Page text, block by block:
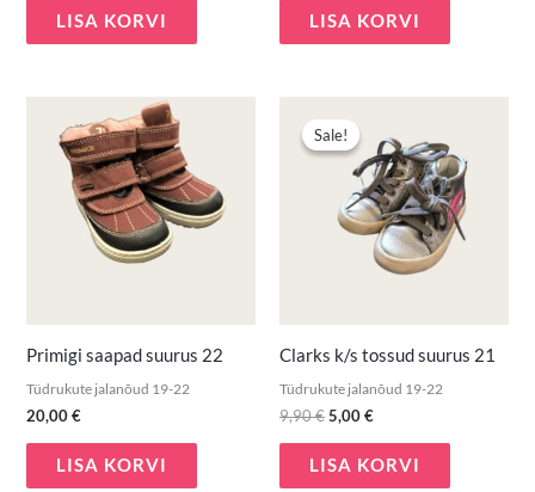
LISA KORVI LISA KORVI
Primigi saapad suurus 22
Tüdrukute jalanõud 19-22
20,00€
LISA KORVI
Sale!
Sale!
Clarks k/s tossud suurus 21
Tüdrukute jalanõud 19-22
9,90€
hind
oli:
9,90 €.
5,00€
on:
5,00 €.
LISA KORVI